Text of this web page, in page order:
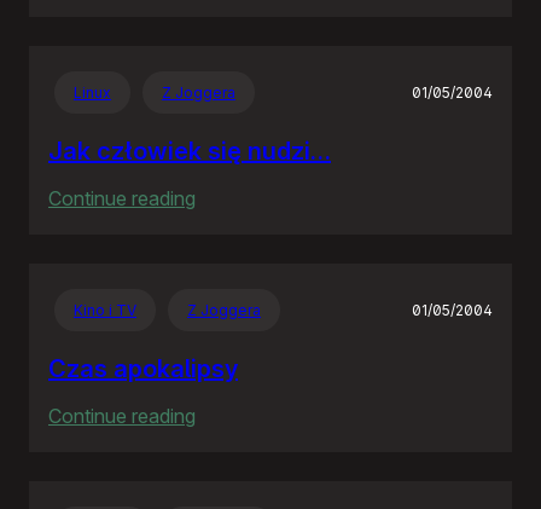
Linux Z Joggera 01/05/2004
Jak człowiek się nudzi…
Continue reading
nudzi…
Kino i TV Z Joggera 01/05/2004
Czas apokalipsy
Continue reading